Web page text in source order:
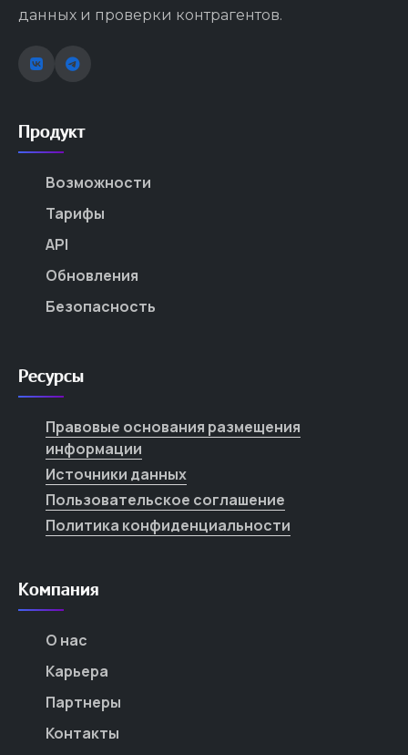
данных и проверки контрагентов.
Продукт
Возможности
Тарифы
API
Обновления
Безопасность
Ресурсы
Правовые основания размещения
информации
Источники данных
Пользовательское соглашение
Политика конфиденциальности
Компания
О нас
Карьера
Партнеры
Контакты